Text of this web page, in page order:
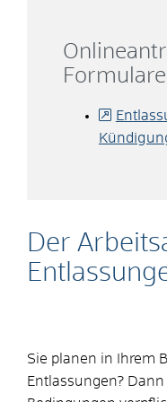
Der
Sie planen in Ihrem
Entlassungen?
Formulare